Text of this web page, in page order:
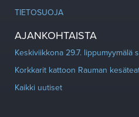
TIETOSUOJA
AJANKOHTAISTA
Keskiviikkona 29.7. lippumyymälä
Korkkarit kattoon Rauman
Kaikki uutiset